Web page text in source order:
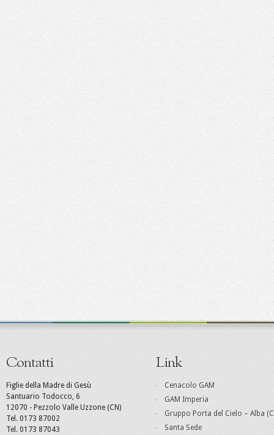
Contatti
Figlie della Madre di Gesù
Santuario Todocco, 6
12070 - Pezzolo Valle Uzzone (CN)
Tel. 0173 87002
Tel. 0173 87043
Link
Cenacolo GAM
GAM Imperia
Gruppo Porta del Cielo – Alba
Santa Sede